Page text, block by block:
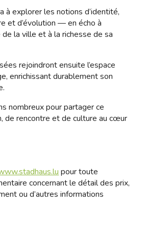
à explorer les notions d’identité,
et d’évolution — en écho à
de la ville et à la richesse de sa
rejoindront ensuite l’espace
enrichissant durablement son
nombreux pour partager ce
de rencontre et de culture au cœur
pour toute
concernant le détail des prix,
ou d’autres informations